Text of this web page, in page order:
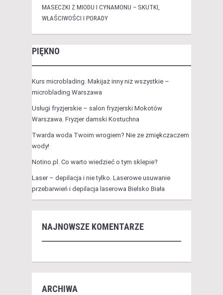
MASECZKI Z MIODU I CYNAMONU – SKUTKI,
WŁAŚCIWOŚCI I PORADY
PIĘKNO
Kurs microblading. Makijaż inny niż wszystkie –
microblading Warszawa
Usługi fryzjerskie – salon fryzjerski Mokotów
Warszawa. Fryzjer damski Kostuchna
Twarda woda Twoim wrogiem? Nie ze zmiękczaczem
wody!
Notino.pl. Co warto wiedzieć o tym sklepie?
Laser – depilacja i nie tylko. Laserowe usuwanie
przebarwień i depilacja laserowa Bielsko Biała
NAJNOWSZE KOMENTARZE
ARCHIWA